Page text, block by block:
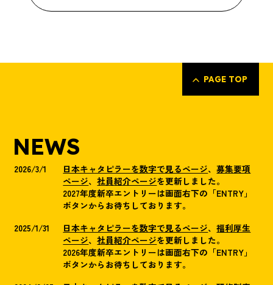
PAGE TOP
NEWS
2026/3/1 日本キャタピラーを数字で見るページ、募集要項
ページ、社員紹介ページを更新しました。
2027年度新卒エントリーは画面右下の「ENTRY」
ボタンからお待ちしております。
2025/1/31
日本キャタピラーを数字で見るページ、福利厚生
ページ、社員紹介ページを更新しました。
2026年度新卒エントリーは画面右下の「ENTRY」
ボタンからお待ちしております。